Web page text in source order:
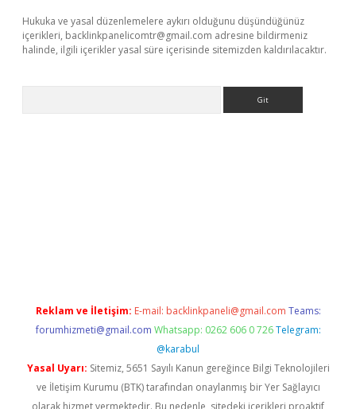
Hukuka ve yasal düzenlemelere aykırı olduğunu düşündüğünüz
içerikleri, backlinkpanelicomtr@gmail.com adresine bildirmeniz
halinde, ilgili içerikler yasal süre içerisinde sitemizden kaldırılacaktır.
Reklam ve İletişim: E-mail: backlinkpaneli@gmail.com Teams:
forumhizmeti@gmail.com Whatsapp: 0262 606 0 726 Telegram:
@karabul
Yasal Uyarı: Sitemiz, 5651 Sayılı Kanun gereğince Bilgi Teknolojileri
ve İletişim Kurumu (BTK) tarafından onaylanmış bir Yer Sağlayıcı
olarak hizmet vermektedir. Bu nedenle, sitedeki içerikleri proaktif